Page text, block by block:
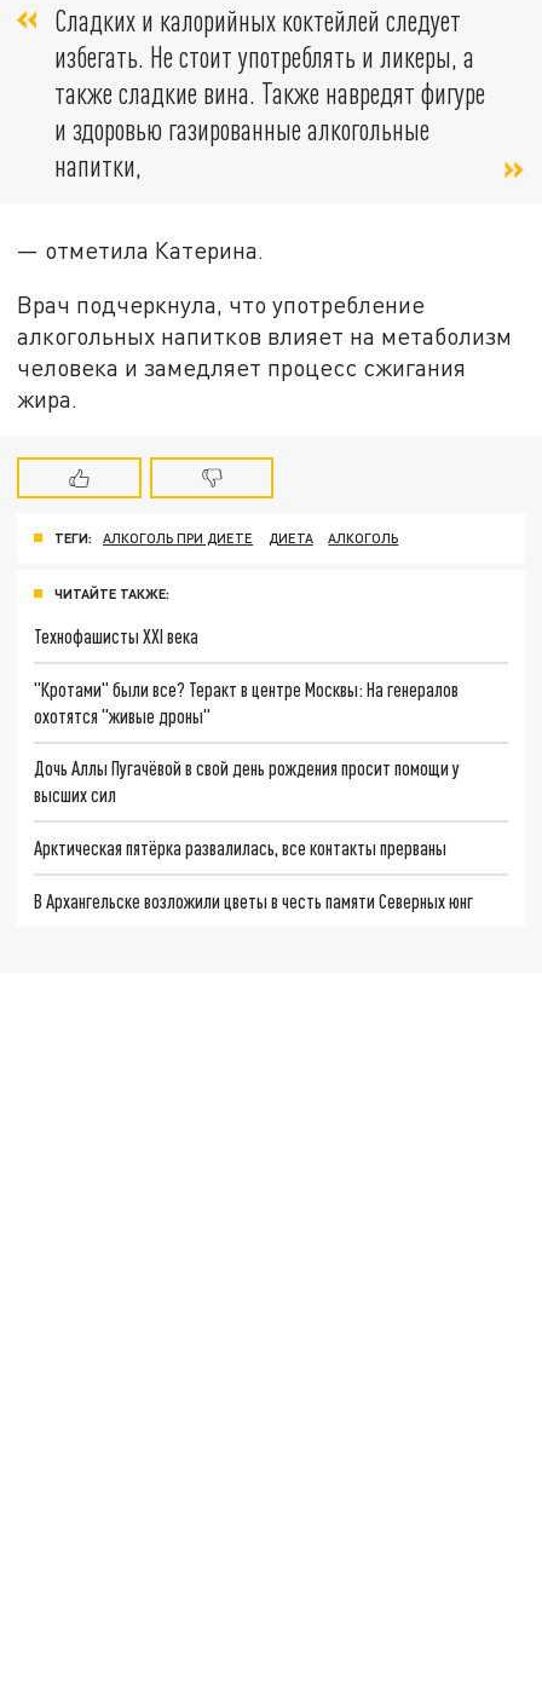
Сладких и калорийных коктейлей следует
избегать. Не стоит употреблять и ликеры, а
также сладкие вина. Также навредят фигуре
и здоровью газированные алкогольные
напитки,
— отметила Катерина.
Врач подчеркнула, что употребление
алкогольных напитков влияет на метаболизм
человека и замедляет процесс сжигания
жира.
ТЕГИ: АЛКОГОЛЬ ПРИ ДИЕТЕ ДИЕТА АЛКОГОЛЬ
ЧИТАЙТЕ ТАКЖЕ:
Технофашисты XXI века
"Кротами" были все? Теракт в центре Москвы: На генералов
охотятся "живые дроны"
Дочь Аллы Пугачёвой в свой день рождения просит помощи у
высших сил
Арктическая пятёрка развалилась, все контакты прерваны
В Архангельске возложили цветы в честь памяти Северных юнг